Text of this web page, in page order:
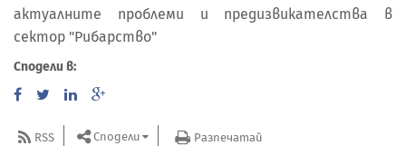
актуалните проблеми и предизвикателства в
сектор "Рибарство"
Сподели в:
RSS Сподели Разпечатай